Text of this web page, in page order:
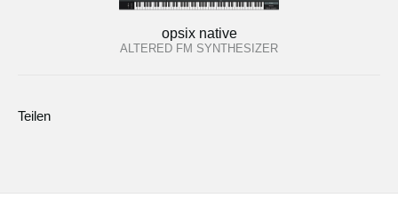
opsix native
ALTERED FM SYNTHESIZER
Teilen